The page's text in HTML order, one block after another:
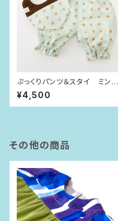
ぷっくりパンツ＆スタイ ミント
グリーン×ブロンズドット（80si
ze）
¥4,500
その他の商品